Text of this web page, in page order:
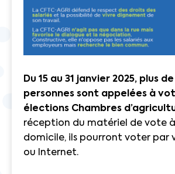
Du 15 au 31 janvier 2025, plus
personnes sont appelées à
élections Chambres
réception du matériel de vote
domicile, ils pourront voter par
ou Internet.